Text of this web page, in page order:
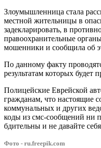
Злоумышленница стала
местной жительницы в
задекларировать, в
правоохранительные
мошенники и сообщила об
По данному факту
результатам которых будет
Полицейские Еврейской
гражданам, что настоящие
коммунальных и других
коды из смс-сообщений ни
бдительны и не давайте
Фото - ru.freepik.com